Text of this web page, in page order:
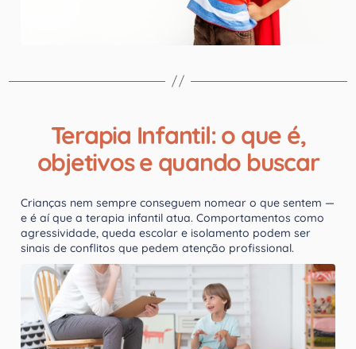
Terapia Infantil: o que é,
objetivos e quando buscar
Crianças nem sempre conseguem nomear o que sentem —
e é aí que a terapia infantil atua. Comportamentos como
agressividade, queda escolar e isolamento podem ser
sinais de conflitos que pedem atenção profissional.